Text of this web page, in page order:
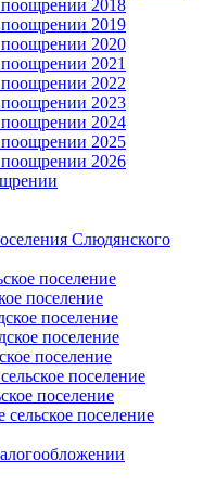
2018
2019
2020
2021
2022
2023
2024
2025
2026
Слюдянского
поселение
поселение
поселение
поселение
поселение
поселение
поселение
поселение